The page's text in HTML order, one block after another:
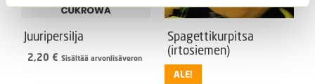
Juuripersilja
2,20 € Sisältää arvonlisäveron
Spagettikurpitsa
(irtosiemen)
ALE!